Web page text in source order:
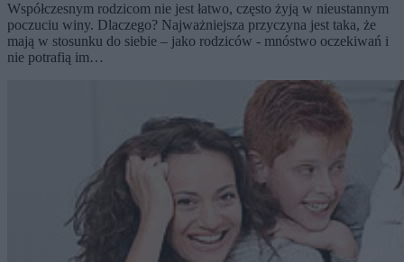
Współczesnym rodzicom nie jest łatwo, często żyją w nieustannym
poczuciu winy. Dlaczego? Najważniejsza przyczyna jest taka, że
mają w stosunku do siebie – jako rodziców - mnóstwo oczekiwań i
nie potrafią im…